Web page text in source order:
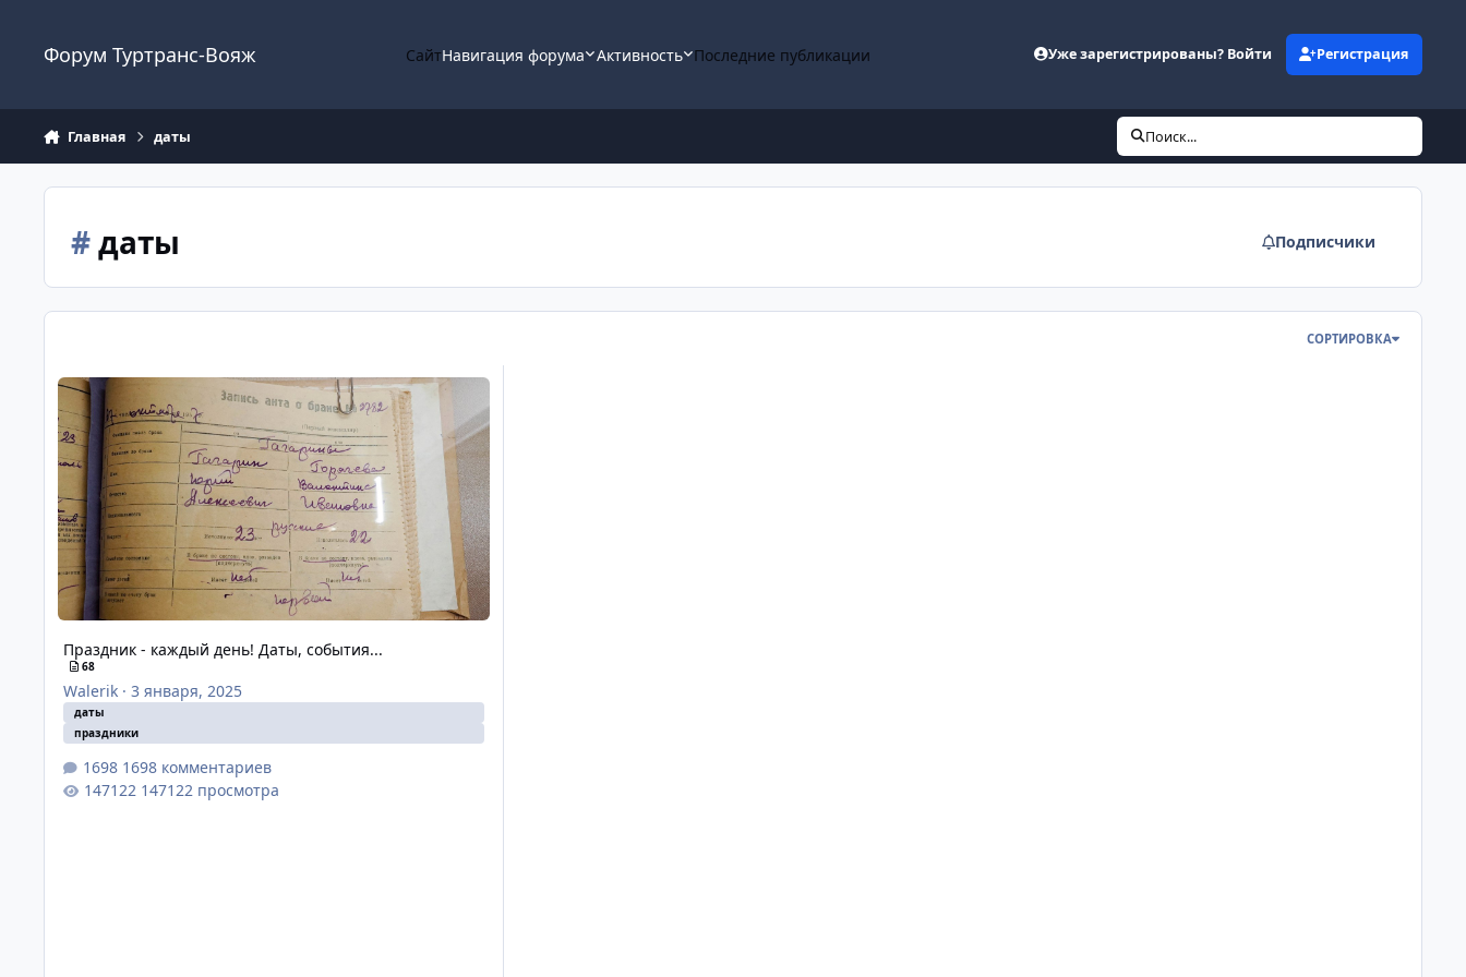
Форум Туртранс-Вояж СайтНавигация форума Активность Последние публикации Уже зарегистрированы? Войти Регистрация
Главная даты Поиск...
#даты Подписчики
СОРТИРОВКА
Праздник - каждый день! Даты, события...
Праздник - каждый день! Даты, события...
68
Walerik· 3 января, 2025
даты
праздники
1698 комментариев
147122 просмотра